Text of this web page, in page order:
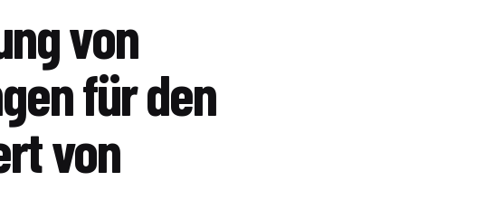
von
für den
von